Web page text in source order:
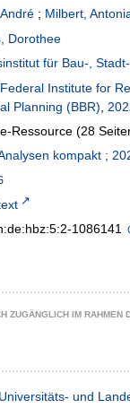
; Milbert,
Dorothee
für Bau-,
Federal Institute for
Planning (BBR),
Ressource (28
kompakt ;
1086141
ZUGÄNGLICH IM RAHMEN
Universitäts- und